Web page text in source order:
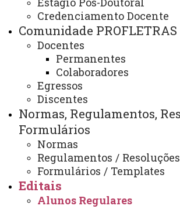
Credenciamento Docente
Comunidade PROFLETRAS
Docentes
Permanentes
Colaboradores
Egressos
Discentes
Normas, Regulamentos,
Formulários
Normas
Regulamentos / Resoluções
Formulários / Templates
Editais
Alunos Regulares
Mestrado Profissional
turma 2026/2028
Abertura de Inscrição para seleção de
Mestrado Profissional em Letras turma
ATUALIZAÇÃO MAIS RECENTE: 02 DE
DE 2025
ACESSOS: 298
Contato:
(45) 3220-7289
Segunda à sexta